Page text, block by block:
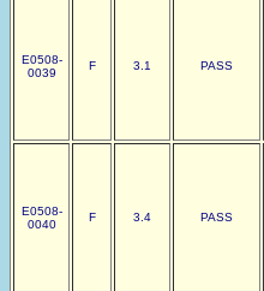
E0508-
0039
F 3.1 PASS
E0508-
0040
F 3.4 PASS